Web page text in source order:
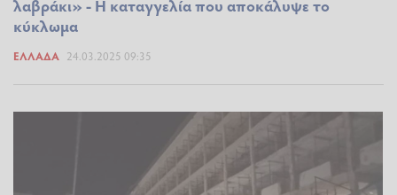
λαβράκι» - Η καταγγελία που αποκάλυψε το
κύκλωμα
ΕΛΛΆΔΑ 24.03.2025 09:35